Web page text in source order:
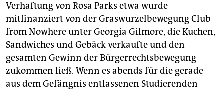
Verhaftung von Rosa Parks etwa wurde
mitfinanziert von der Graswurzelbewegung Club
from Nowhere unter Georgia Gilmore, die Kuchen,
Sandwiches und Gebäck verkaufte und den
gesamten Gewinn der Bürgerrechtsbewegung
zukommen ließ. Wenn es abends für die gerade
aus dem Gefängnis entlassenen Studierenden